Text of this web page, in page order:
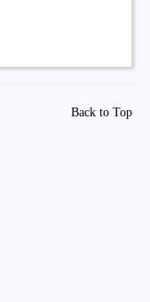
Back to Top